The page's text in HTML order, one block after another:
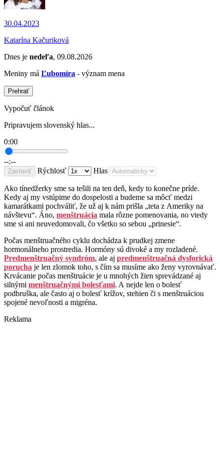
30.04.2023
Katarína Kačuriková
Dnes je nedeľa, 09.08.2026
Meniny má Ľubomíra - význam mena
Prehrať
Vypočuť článok
Pripravujem slovenský hlas...
0:00
--:--
Zastaviť Rýchlosť Hlas
Ako tínedžerky sme sa tešili na ten deň, kedy to konečne príde.
Kedy aj my vstúpime do dospelosti a budeme sa môcť medzi
kamarátkami pochváliť, že už aj k nám prišla „teta z Ameriky na
návštevu“. Áno, menštruácia mala rôzne pomenovania, no vtedy
sme si ani neuvedomovali, čo všetko so sebou „prinesie“.
Počas menštruačného cyklu dochádza k prudkej zmene
hormonálneho prostredia. Hormóny sú divoké a my rozladené.
Predmenštruačný syndróm, ale aj predmenštruačná dysforická
porucha je len zlomok toho, s čím sa musíme ako ženy vyrovnávať.
Krvácanie počas menštruácie je u mnohých žien sprevádzané aj
silnými menštruačnými bolesťami. A nejde len o bolesť
podbruška, ale často aj o bolesť krížov, stehien či s menštruáciou
spojené nevoľnosti a migréna.
Reklama